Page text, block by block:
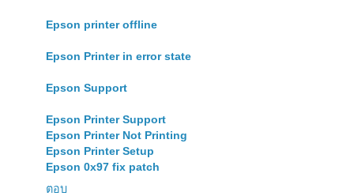
Epson printer offline
Epson Printer in error state
Epson Support
Epson Printer Support
Epson Printer Not Printing
Epson Printer Setup
Epson 0x97 fix patch
ตอบ